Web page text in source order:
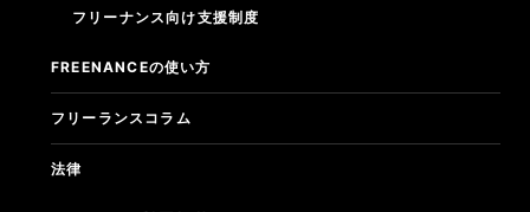
フリーナンス向け支援制度
FREENANCEの使い方
フリーランスコラム
法律